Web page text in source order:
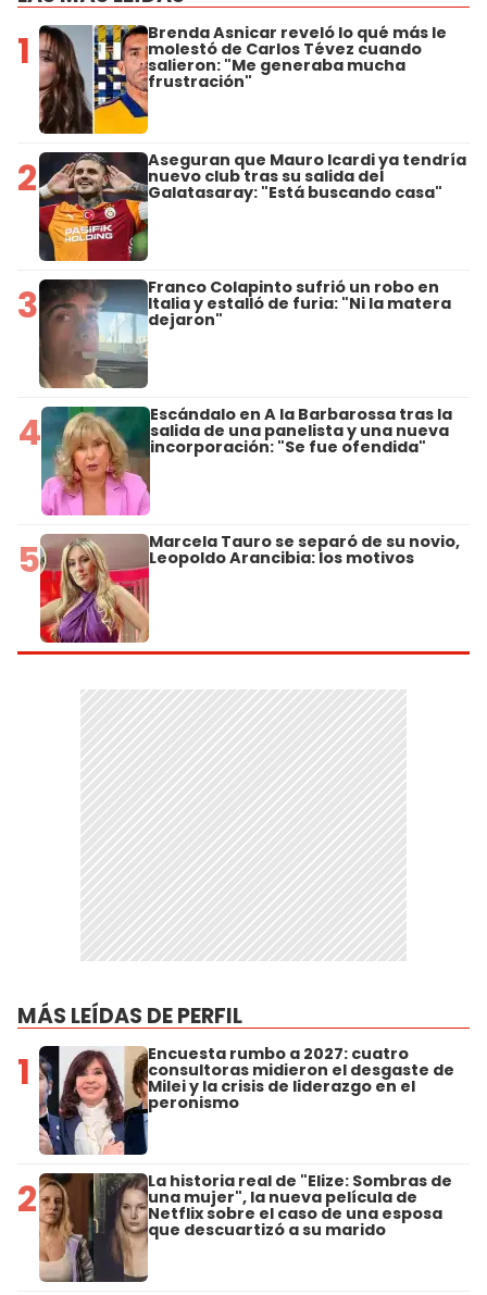
1 Brenda Asnicar reveló lo qué más le
molestó de Carlos Tévez cuando
salieron: "Me generaba mucha
frustración"
2 Aseguran que Mauro Icardi ya tendría
nuevo club tras su salida del
Galatasaray: "Está buscando casa"
3 Franco Colapinto sufrió un robo en
Italia y estalló de furia: "Ni la matera
dejaron"
4 Escándalo en A la Barbarossa tras la
salida de una panelista y una nueva
incorporación: "Se fue ofendida"
5 Marcela Tauro se separó de su novio,
Leopoldo Arancibia: los motivos
MÁS LEÍDAS DE PERFIL
1 Encuesta rumbo a 2027: cuatro
consultoras midieron el desgaste de
Milei y la crisis de liderazgo en el
peronismo
2 La historia real de "Elize: Sombras de
una mujer", la nueva película de
Netflix sobre el caso de una esposa
que descuartizó a su marido